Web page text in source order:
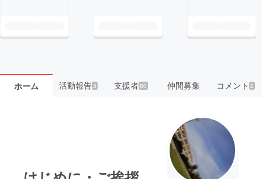
ホーム 活動報告3 支援者80 仲間募集 コメント 2